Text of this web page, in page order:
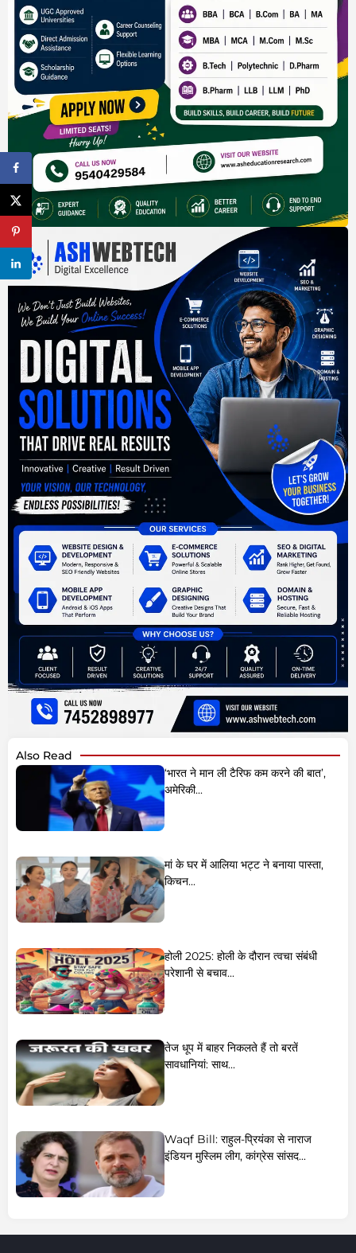
Also Read
‘भारत ने मान ली टैरिफ कम करने की बात’,
अमेरिकी...
मां के घर में आलिया भट्ट ने बनाया पास्ता,
किचन...
होली 2025: होली के दौरान त्वचा संबंधी
परेशानी से बचाव...
तेज धूप में बाहर निकलते हैं तो बरतें
सावधानियां: साथ...
Waqf Bill: राहुल-प्रियंका से नाराज
इंडियन मुस्लिम लीग, कांग्रेस सांसद...